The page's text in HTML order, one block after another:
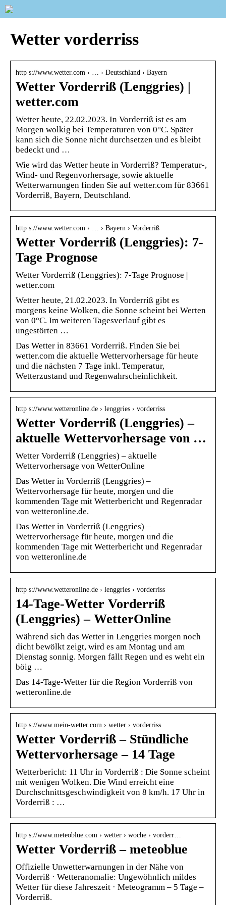
Wetter vorderriss
http s://www.wetter.com › … › Deutschland › Bayern
Wetter Vorderriß (Lenggries) |
wetter.com
Wetter heute, 22.02.2023. In Vorderriß ist es am
Morgen wolkig bei Temperaturen von 0°C. Später
kann sich die Sonne nicht durchsetzen und es bleibt
bedeckt und …
Wie wird das Wetter heute in Vorderriß? Temperatur-,
Wind- und Regenvorhersage, sowie aktuelle
Wetterwarnungen finden Sie auf wetter.com für 83661
Vorderriß, Bayern, Deutschland.
http s://www.wetter.com › … › Bayern › Vorderriß
Wetter Vorderriß (Lenggries): 7-
Tage Prognose
Wetter Vorderriß (Lenggries): 7-Tage Prognose |
wetter.com
Wetter heute, 21.02.2023. In Vorderriß gibt es
morgens keine Wolken, die Sonne scheint bei Werten
von 0°C. Im weiteren Tagesverlauf gibt es
ungestörten …
Das Wetter in 83661 Vorderriß. Finden Sie bei
wetter.com die aktuelle Wettervorhersage für heute
und die nächsten 7 Tage inkl. Temperatur,
Wetterzustand und Regenwahrscheinlichkeit.
http s://www.wetteronline.de › lenggries › vorderriss
Wetter Vorderriß (Lenggries) –
aktuelle Wettervorhersage von …
Wetter Vorderriß (Lenggries) – aktuelle
Wettervorhersage von WetterOnline
Das Wetter in Vorderriß (Lenggries) –
Wettervorhersage für heute, morgen und die
kommenden Tage mit Wetterbericht und Regenradar
von wetteronline.de.
Das Wetter in Vorderriß (Lenggries) –
Wettervorhersage für heute, morgen und die
kommenden Tage mit Wetterbericht und Regenradar
von wetteronline.de
http s://www.wetteronline.de › lenggries › vorderriss
14-Tage-Wetter Vorderriß
(Lenggries) – WetterOnline
Während sich das Wetter in Lenggries morgen noch
dicht bewölkt zeigt, wird es am Montag und am
Dienstag sonnig. Morgen fällt Regen und es weht ein
böig …
Das 14-Tage-Wetter für die Region Vorderriß von
wetteronline.de
http s://www.mein-wetter.com › wetter › vorderriss
Wetter Vorderriß – Stündliche
Wettervorhersage – 14 Tage
Wetterbericht: 11 Uhr in Vorderriß : Die Sonne scheint
mit wenigen Wolken. Die Wind erreicht eine
Durchschnittsgeschwindigkeit von 8 km/h. 17 Uhr in
Vorderriß : …
http s://www.meteoblue.com › wetter › woche › vorderr…
Wetter Vorderriß – meteoblue
Offizielle Unwetterwarnungen in der Nähe von
Vorderriß · Wetteranomalie: Ungewöhnlich mildes
Wetter für diese Jahreszeit · Meteogramm – 5 Tage –
Vorderriß.